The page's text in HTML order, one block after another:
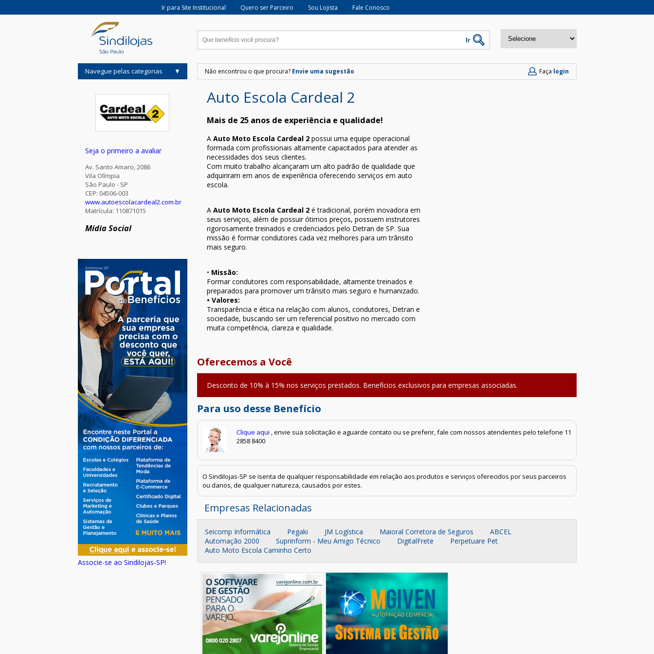
Ir para Site Institucional Quero ser Parceiro Sou Lojista Fale Conosco
Navegue pelas categorias
Seja o primeiro a avaliar
Av. Santo Amaro, 2086
Vila Olímpia
São Paulo - SP
CEP: 04506-003
www.autoescolacardeal2.com.br
Matrícula: 110871015
Mídia Social
Associe-se ao Sindilojas-SP!
Não encontrou o que procura? Envie uma sugestão Faça login
Auto Escola Cardeal 2
Mais de 25 anos de experiência e qualidade!
A Auto Moto Escola Cardeal 2possui uma equipe operacional
formada com profissionais altamente capacitados para atender as
necessidades dos seus clientes.
Com muito trabalho alcançaram um alto padrão de qualidade que
adquiriram em anos de experiência oferecendo serviços em auto
escola.
AAuto Moto Escola Cardeal 2 é tradicional, porém inovadora em
seus serviços, além de possuir ótimos preços, possuem instrutores
rigorosamente treinados e credenciados pelo Detran de SP. Sua
missão é formar condutores cada vez melhores para um trânsito
mais seguro.
• Missão:
Formar condutores com responsabilidade, altamente treinados e
preparados para promover um trânsito mais seguro e humanizado.
• Valores:
Transparência e ética na relação com alunos, condutores, Detran e
sociedade, buscando ser um referencial positivo no mercado com
muita competência, clareza e qualidade.
Oferecemos a Você
Desconto de 10% à 15% nos serviços prestados. Benefícios exclusivos para empresas associadas.
Para uso desse Benefício
Clique aqui , envie sua solicitação e aguarde contato ou se preferir, fale com nossos atendentes pelo telefone 11
2858 8400
O Sindilojas-SP se isenta de qualquer responsabilidade em relação aos produtos e serviços oferecidos por seus parceiros
ou danos, de qualquer natureza, causados por estes.
Empresas Relacionadas
Seicomp Informática Pegaki JM Logística Maioral Corretora de Seguros
ABCEL
Automação 2000
Suprinform - Meu Amigo Técnico DigitalFrete
Perpetuare Pet
Auto Moto Escola Caminho Certo